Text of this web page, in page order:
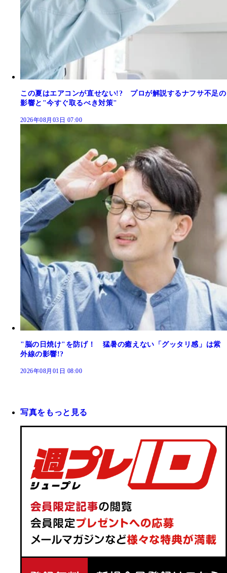
この夏はエアコンが直せない!? プロが解説するナフサ不足の
影響と"今すぐ取るべき対策"
2026年08月03日 07:00
"脳の日焼け"を防げ！ 猛暑の癒えない「グッタリ感」は紫
外線の影響!?
2026年08月01日 08:00
写真をもっと見る